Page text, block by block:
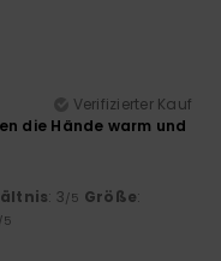
Verifizierter Kauf
die Hände warm und
: 3/5 Größe:
/5